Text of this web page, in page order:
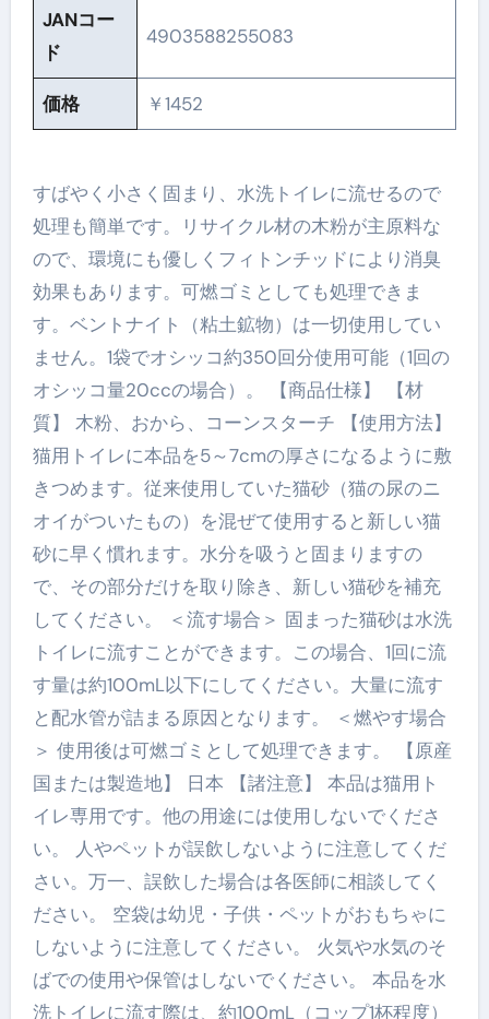
JANコー
ド
4903588255083
価格 ￥1452
すばやく小さく固まり、水洗トイレに流せるので
処理も簡単です。リサイクル材の木粉が主原料な
ので、環境にも優しくフィトンチッドにより消臭
効果もあります。可燃ゴミとしても処理できま
す。ベントナイト（粘土鉱物）は一切使用してい
ません。1袋でオシッコ約350回分使用可能（1回の
オシッコ量20ccの場合）。 【商品仕様】 【材
質】 木粉、おから、コーンスターチ 【使用方法】
猫用トイレに本品を5～7cmの厚さになるように敷
きつめます。従来使用していた猫砂（猫の尿のニ
オイがついたもの）を混ぜて使用すると新しい猫
砂に早く慣れます。水分を吸うと固まりますの
で、その部分だけを取り除き、新しい猫砂を補充
してください。 ＜流す場合＞ 固まった猫砂は水洗
トイレに流すことができます。この場合、1回に流
す量は約100mL以下にしてください。大量に流す
と配水管が詰まる原因となります。 ＜燃やす場合
＞ 使用後は可燃ゴミとして処理できます。 【原産
国または製造地】 日本 【諸注意】 本品は猫用ト
イレ専用です。他の用途には使用しないでくださ
い。 人やペットが誤飲しないように注意してくだ
さい。万一、誤飲した場合は各医師に相談してく
ださい。 空袋は幼児・子供・ペットがおもちゃに
しないように注意してください。 火気や水気のそ
ばでの使用や保管はしないでください。 本品を水
洗トイレに流す際は、約100mL（コップ1杯程度）